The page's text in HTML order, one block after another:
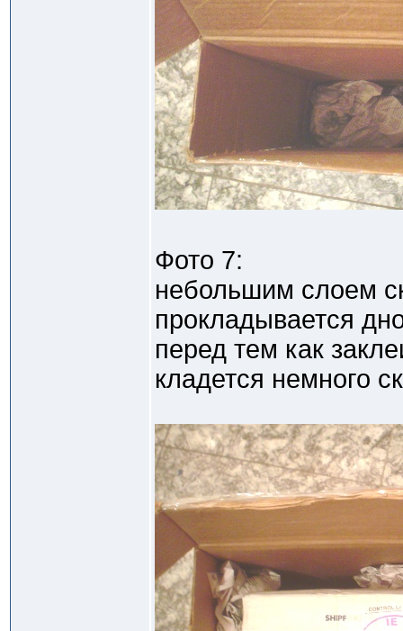
Фото 7:
небольшим слоем
прокладывается
перед тем как
кладется немного